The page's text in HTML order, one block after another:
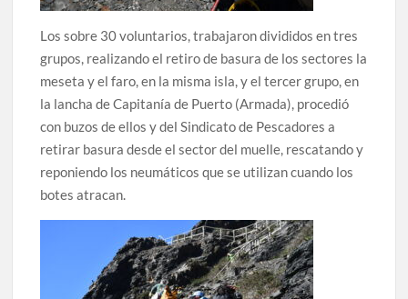
Los sobre 30 voluntarios, trabajaron divididos en tres
grupos, realizando el retiro de basura de los sectores la
meseta y el faro, en la misma isla, y el tercer grupo, en
la lancha de Capitanía de Puerto (Armada), procedió
con buzos de ellos y del Sindicato de Pescadores a
retirar basura desde el sector del muelle, rescatando y
reponiendo los neumáticos que se utilizan cuando los
botes atracan.